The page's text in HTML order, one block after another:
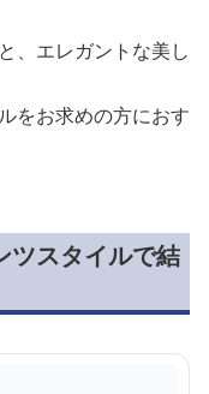
、エレガントな美し
をお求めの方におす
ツスタイルで結